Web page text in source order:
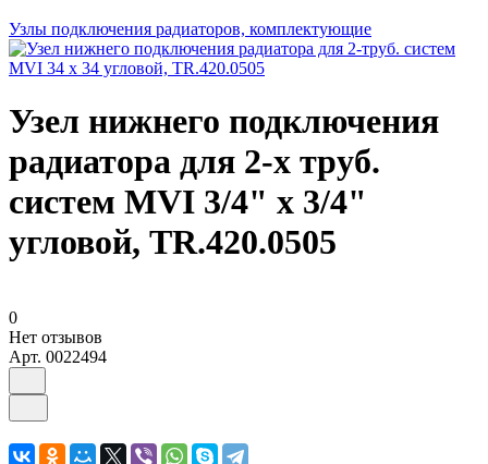
Узлы подключения радиаторов, комплектующие
Узел нижнего подключения
радиатора для 2-х труб.
систем MVI 3/4" х 3/4"
угловой, TR.420.0505
0
Нет отзывов
Арт. 0022494